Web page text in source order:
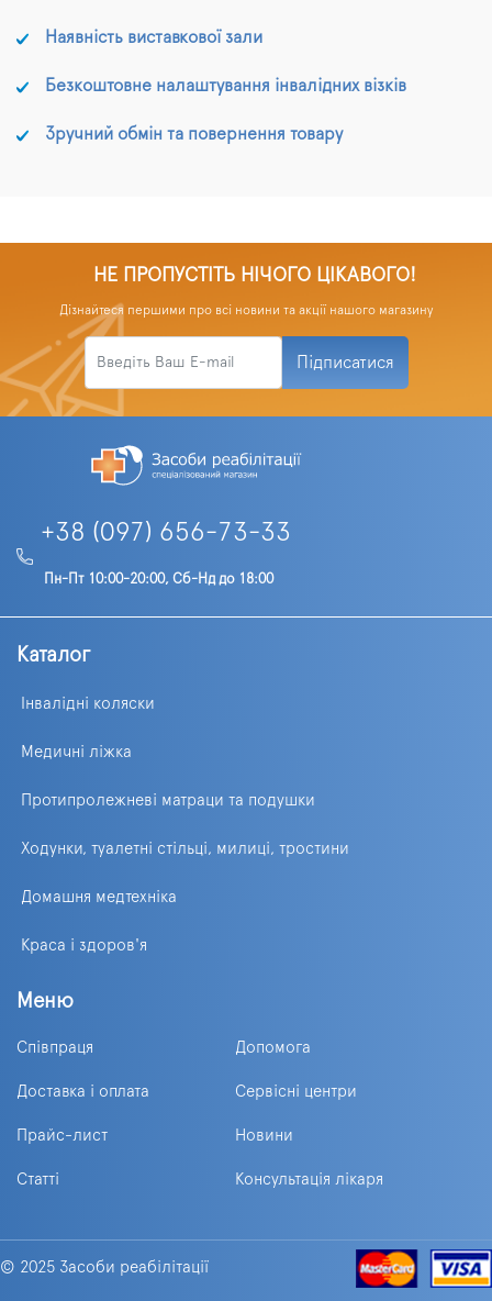
Наявність виставкової зали
Безкоштовне налаштування інвалідних візків
Зручний обмін та повернення товару
НЕ ПРОПУСТІТЬ НІЧОГО ЦІКАВОГО!
Дізнайтеся першими про всі новини та акції нашого магазину
Підписатися
+38 (097) 656-73-33
Пн-Пт 10:00-20:00, Сб-Нд до 18:00
Каталог
Інвалідні коляски
Медичні ліжка
Протипролежневі матраци та подушки
Ходунки, туалетні стільці, милиці, тростини
Домашня медтехніка
Краса і здоров'я
Меню
Співпраця Допомога
Доставка і оплата Сервісні центри
Прайс-лист Новини
Статті Консультація лікаря
© 2025 Засоби реабілітації